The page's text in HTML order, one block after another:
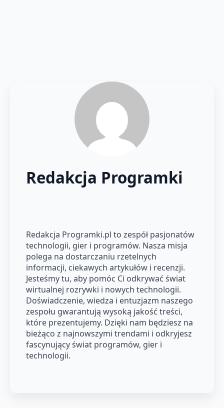
Redakcja Programki
Redakcja Programki.pl to zespół pasjonatów
technologii, gier i programów. Nasza misja
polega na dostarczaniu rzetelnych
informacji, ciekawych artykułów i recenzji.
Jesteśmy tu, aby pomóc Ci odkrywać świat
wirtualnej rozrywki i nowych technologii.
Doświadczenie, wiedza i entuzjazm naszego
zespołu gwarantują wysoką jakość treści,
które prezentujemy. Dzięki nam będziesz na
bieżąco z najnowszymi trendami i odkryjesz
fascynujący świat programów, gier i
technologii.